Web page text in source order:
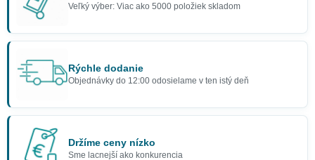
Veľký výber: Viac ako 5000 položiek skladom
Rýchle dodanie
Objednávky do 12:00 odosielame v ten istý deň
Držíme ceny nízko
Sme lacnejší ako konkurencia